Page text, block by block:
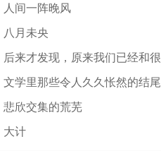
人间一阵晚风
八月未央
文学里那些令人久久怅然的结尾
悲欣交集的荒芜
大计